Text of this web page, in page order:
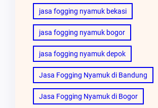
jasa fogging nyamuk bekasi
jasa fogging nyamuk bogor
jasa fogging nyamuk depok
Jasa Fogging Nyamuk di Bandung
Jasa Fogging Nyamuk di Bogor